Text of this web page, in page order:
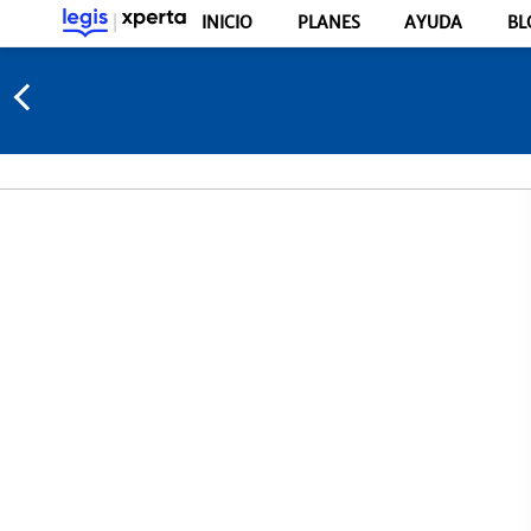
INICIO PLANES AYUDA